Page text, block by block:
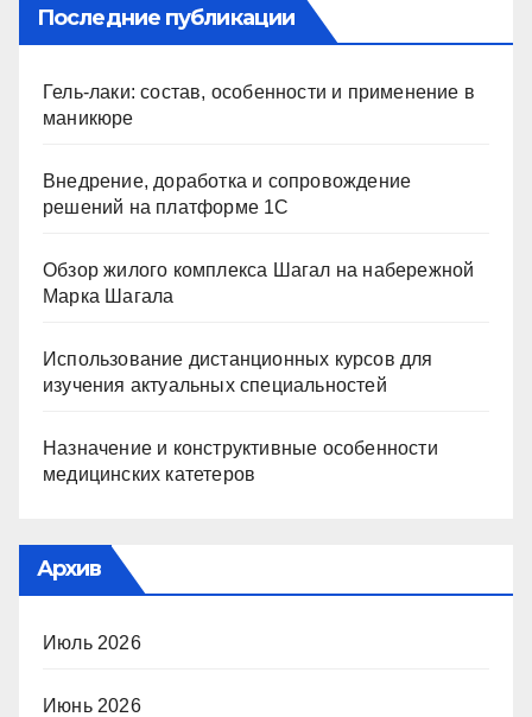
Последние публикации
Гель-лаки: состав, особенности и применение в
маникюре
Внедрение, доработка и сопровождение
решений на платформе 1С
Обзор жилого комплекса Шагал на набережной
Марка Шагала
Использование дистанционных курсов для
изучения актуальных специальностей
Назначение и конструктивные особенности
медицинских катетеров
Архив
Июль 2026
Июнь 2026